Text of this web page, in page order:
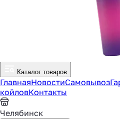
Каталог товаров
ГлавнаяНовостиСамовывоз
койловКонтакты
Челябинск